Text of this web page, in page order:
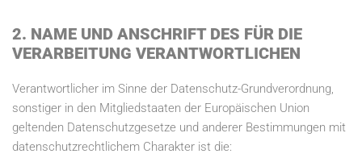
2. NAME UND ANSCHRIFT DES FÜR DIE
VERARBEITUNG VERANTWORTLICHEN
Verantwortlicher im Sinne der Datenschutz-Grundverordnung,
sonstiger in den Mitgliedstaaten der Europäischen Union
geltenden Datenschutzgesetze und anderer Bestimmungen mit
datenschutzrechtlichem Charakter ist die: